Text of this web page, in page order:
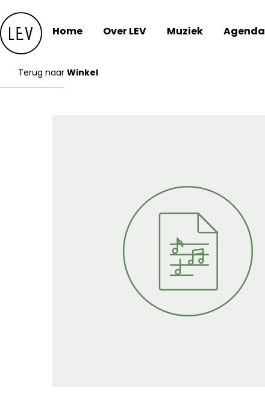
to
content
Home Over LEV Muziek Agenda
Terug naar Winkel